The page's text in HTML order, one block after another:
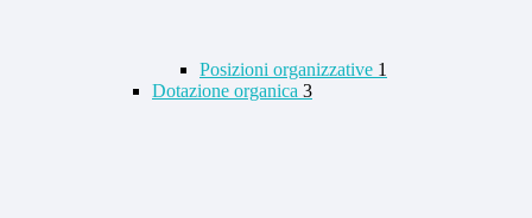
Posizioni organizzative 1
Dotazione organica 3